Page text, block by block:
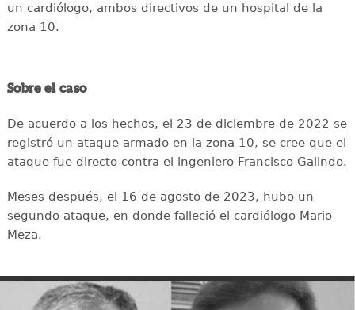
un cardiólogo, ambos directivos de un hospital de la
zona 10.
Sobre el caso
De acuerdo a los hechos, el 23 de diciembre de 2022 se
registró un ataque armado en la zona 10, se cree que el
ataque fue directo contra el ingeniero Francisco Galindo.
Meses después, el 16 de agosto de 2023, hubo un
segundo ataque, en donde falleció el cardiólogo Mario
Meza.